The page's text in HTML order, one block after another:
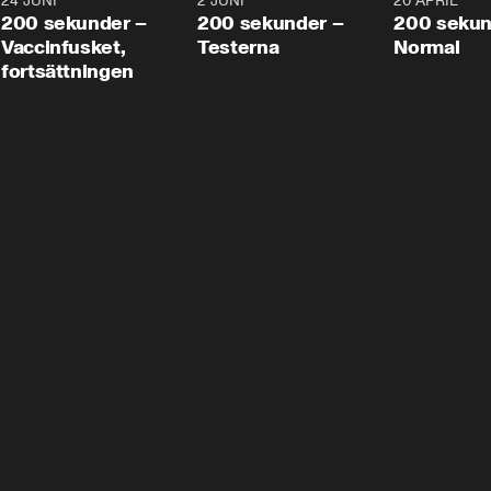
200 sekunder –
Vaccinfusket,
fortsättningen
200 sekunder –
Testerna
200
Normal